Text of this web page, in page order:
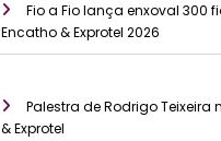
Fio a Fio lança enxoval 300
Encatho & Exprotel 2026
Palestra de Rodrigo Teixeira
& Exprotel